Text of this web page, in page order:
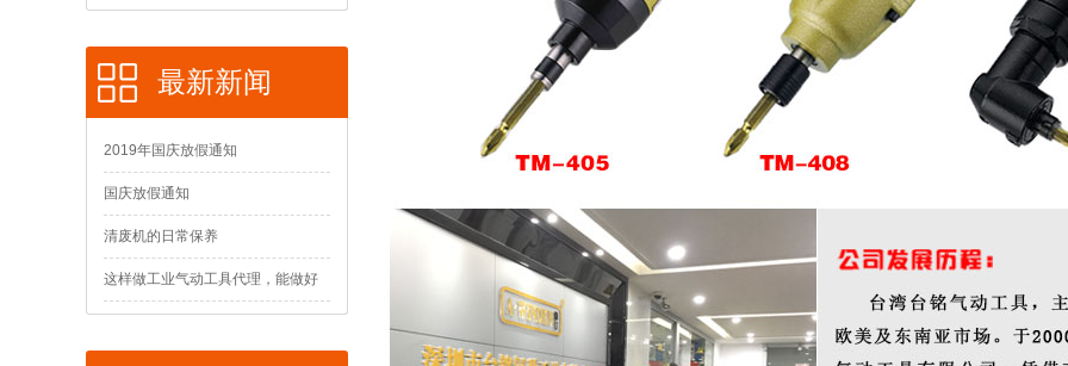
最新新闻
2019年国庆放假通知
国庆放假通知
清废机的日常保养
这样做工业气动工具代理，能做好